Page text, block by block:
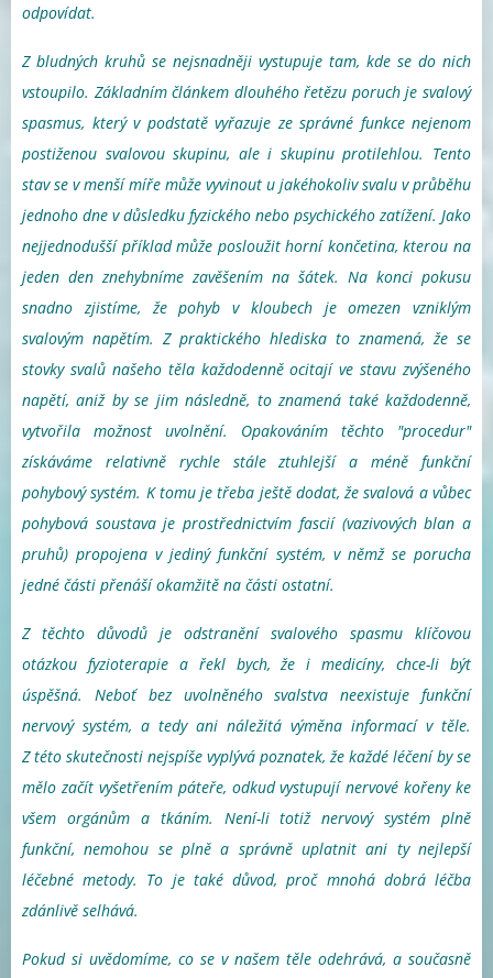
odpovídat.
Z bludných kruhů se nejsnadněji vystupuje tam, kde se do nich
vstoupilo. Základním článkem dlouhého řetězu poruch je svalový
spasmus, který v podstatě vyřazuje ze správné funkce nejenom
postiženou svalovou skupinu, ale i skupinu protilehlou. Tento
stav se v menší míře může vyvinout u jakéhokoliv svalu v průběhu
jednoho dne v důsledku fyzického nebo psychického zatížení. Jako
nejjednodušší příklad může posloužit horní končetina, kterou na
jeden den znehybníme zavěšením na šátek. Na konci pokusu
snadno zjistíme, že pohyb v kloubech je omezen vzniklým
svalovým napětím. Z praktického hlediska to znamená, že se
stovky svalů našeho těla každodenně ocitají ve stavu zvýšeného
napětí, aniž by se jim následně, to znamená také každodenně,
vytvořila možnost uvolnění. Opakováním těchto "procedur"
získáváme relativně rychle stále ztuhlejší a méně funkční
pohybový systém. K tomu je třeba ještě dodat, že svalová a vůbec
pohybová soustava je prostřednictvím fascií (vazivových blan a
pruhů) propojena v jediný funkční systém, v němž se porucha
jedné části přenáší okamžitě na části ostatní.
Z těchto důvodů je odstranění svalového spasmu klíčovou
otázkou fyzioterapie a řekl bych, že i medicíny, chce-li být
úspěšná. Neboť bez uvolněného svalstva neexistuje funkční
nervový systém, a tedy ani náležitá výměna informací v těle.
Z této skutečnosti nejspíše vyplývá poznatek, že každé léčení by se
mělo začít vyšetřením páteře, odkud vystupují nervové kořeny ke
všem orgánům a tkáním. Není-li totiž nervový systém plně
funkční, nemohou se plně a správně uplatnit ani ty nejlepší
léčebné metody. To je také důvod, proč mnohá dobrá léčba
zdánlivě selhává.
Pokud si uvědomíme, co se v našem těle odehrává, a současně